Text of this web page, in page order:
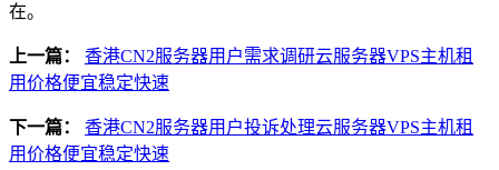
在。
上一篇：
香港CN2服务器用户需求调研云服务器VPS主机租
用价格便宜稳定快速
下一篇：
香港CN2服务器用户投诉处理云服务器VPS主机租
用价格便宜稳定快速